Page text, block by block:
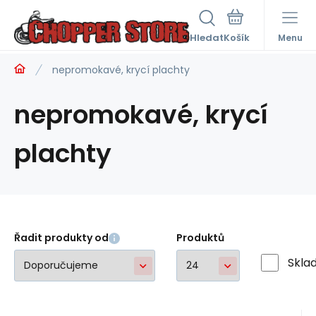
Hledat Menu
nepromokavé, krycí plachty
nepromokavé, krycí
plachty
Řadit produkty od Produktů